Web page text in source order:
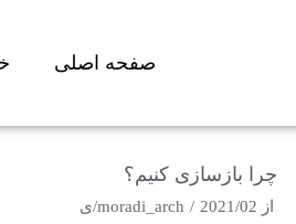
صفحه اصلی
چرا بازسازی کنیم؟
از moradi_arch 2021/02/ی